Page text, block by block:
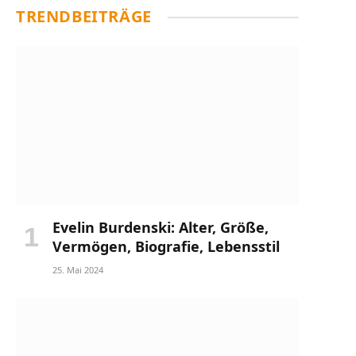
TRENDBEITRÄGE
Evelin Burdenski: Alter, Größe,
Vermögen, Biografie, Lebensstil
25. Mai 2024